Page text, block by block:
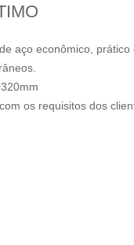
aço econômico, prático
os requisitos dos